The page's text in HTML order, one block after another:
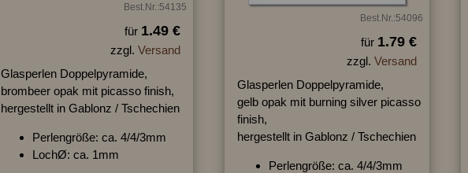
Best.Nr.:54135
für 1.49 €
zzgl. Versand
Glasperlen Doppelpyramide,
brombeer opak mit picasso finish,
hergestellt in Gablonz / Tschechien
Perlengröße: ca. 4/4/3mm
LochØ: ca. 1mm
Best.Nr.:54096
für 1.79 €
zzgl. Versand
Glasperlen Doppelpyramide,
gelb opak mit burning silver picasso
finish,
hergestellt in Gablonz / Tschechien
Perlengröße: ca. 4/4/3mm